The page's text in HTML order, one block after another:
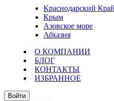
Краснодарский Край
Крым
Азовское море
Абхазия
О КОМПАНИИ
БЛОГ
КОНТАКТЫ
ИЗБРАННОЕ
Войти